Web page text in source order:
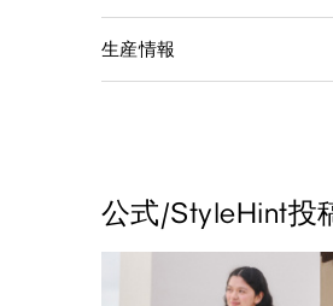
生産情報
公式/StyleHint投